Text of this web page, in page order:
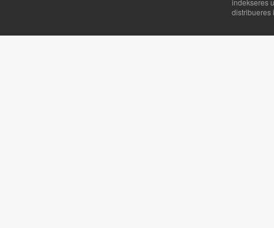
indekseres
distribueres